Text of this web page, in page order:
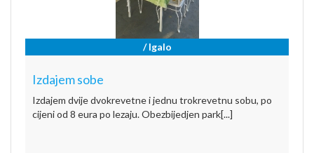
/ Igalo
Izdajem sobe
Izdajem dvije dvokrevetne i jednu trokrevetnu sobu, po
cijeni od 8 eura po lezaju. Obezbijedjen park[...]